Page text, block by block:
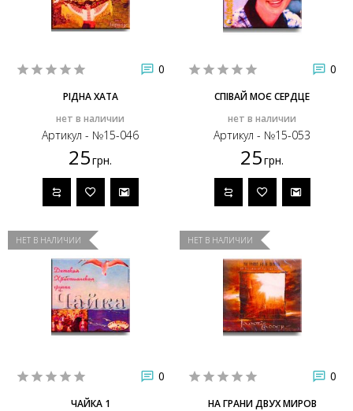
0
РІДНА ХАТА
нет в наличии
Артикул - №15-046
25грн.
0
СПІВАЙ МОЄ СЕРДЦЕ
нет в наличии
Артикул - №15-053
25грн.
НЕТ В НАЛИЧИИ
0
ЧАЙКА 1
НЕТ В НАЛИЧИИ
0
НА ГРАНИ ДВУХ МИРОВ